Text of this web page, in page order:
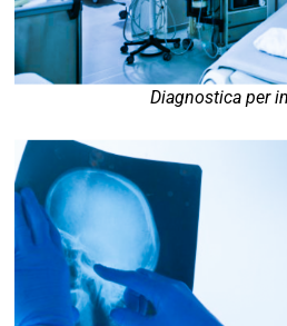
Diagnostica per